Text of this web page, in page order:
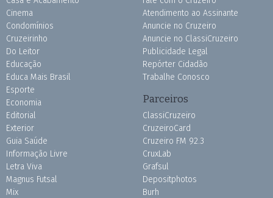
Cinema
Condomínios
Cruzeirinho
Do Leitor
Educação
Educa Mais Brasil
Esporte
Economia
Editorial
Exterior
Guia Saúde
Informação Livre
Letra Viva
Magnus Futsal
Mix
Atendimento ao Assinante
Anuncie no Cruzeiro
Anuncie no ClassiCruzeiro
Publicidade Legal
Repórter Cidadão
Trabalhe Conosco
Parceiros
ClassiCruzeiro
CruzeiroCard
Cruzeiro FM 92.3
CruxLab
Grafsul
Depositphotos
Burh